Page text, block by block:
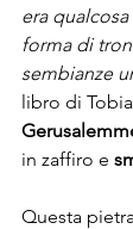
era
forma di
sembianze
libro di
in zaffiro e
Questa